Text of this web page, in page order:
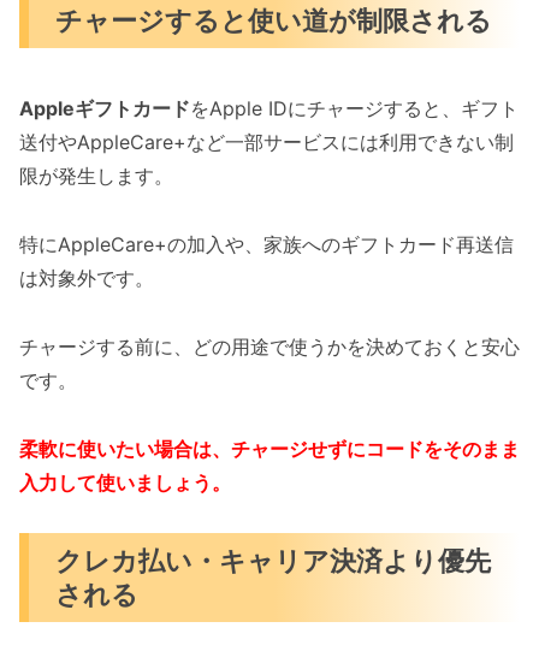
チャージすると使い道が制限される
AppleギフトカードをApple IDにチャージすると、ギフト
送付やAppleCare+など一部サービスには利用できない制
限が発生します。
特にAppleCare+の加入や、家族へのギフトカード再送信
は対象外です。
チャージする前に、どの用途で使うかを決めておくと安心
です。
柔軟に使いたい場合は、チャージせずにコードをそのまま
入力して使いましょう。
クレカ払い・キャリア決済より優先
される